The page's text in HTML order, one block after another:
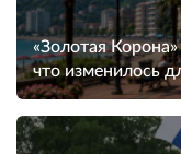
«Золотая
что изменилось